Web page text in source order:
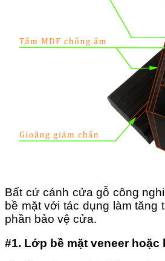
Bất cứ cánh cửa gỗ công
bề mặt với tác dụng làm tăng
phần bảo vệ cửa.
#1. Lớp bề mặt veneer hoặc